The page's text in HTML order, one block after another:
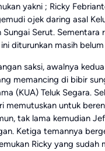
yakni ; Ricky
ojek daring asal
Sungai Serut. Sementara
diturunkan masih
saksi, awalnya
memancing di bibir
(KUA) Teluk Segara.
memutuskan untuk
tak lama kemudian
Ketiga temannya
Ricky yang sudah